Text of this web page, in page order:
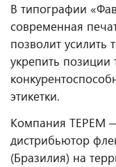
В типографии
современная
позволит усилить
укрепить
этикетки.
Компания ТЕРЕМ
дистрибьютор
(Бразилия) на